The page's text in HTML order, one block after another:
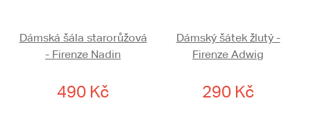
Dámská šála starorůžová
- Firenze Nadin
490 Kč
Dámský šátek žlutý -
Firenze Adwig
290 Kč